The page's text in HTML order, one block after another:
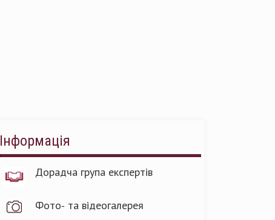
Інформація
Дорадча група експертів
Фото- та відеогалерея